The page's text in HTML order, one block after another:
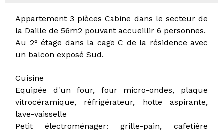
Appartement 3 pièces Cabine dans le secteur de
la Daille de 56m2 pouvant accueillir 6 personnes.
Au 2° étage dans la cage C de la résidence avec
un balcon exposé Sud.
Cuisine
Equipée d'un four, four micro-ondes, plaque
vitrocéramique, réfrigérateur, hotte aspirante,
lave-vaisselle
Petit électroménager: grille-pain, cafetière